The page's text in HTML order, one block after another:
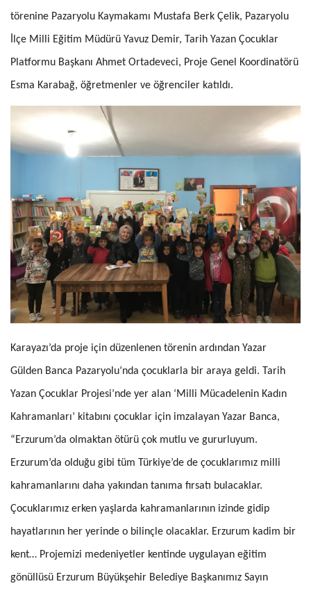
törenine Pazaryolu Kaymakamı Mustafa Berk Çelik, Pazaryolu
İlçe Milli Eğitim Müdürü Yavuz Demir, Tarih Yazan Çocuklar
Platformu Başkanı Ahmet Ortadeveci, Proje Genel Koordinatörü
Esma Karabağ, öğretmenler ve öğrenciler katıldı.
Karayazı’da proje için düzenlenen törenin ardından Yazar
Gülden Banca Pazaryolu’nda çocuklarla bir araya geldi. Tarih
Yazan Çocuklar Projesi’nde yer alan ‘Milli Mücadelenin Kadın
Kahramanları’ kitabını çocuklar için imzalayan Yazar Banca,
“Erzurum’da olmaktan ötürü çok mutlu ve gururluyum.
Erzurum’da olduğu gibi tüm Türkiye’de de çocuklarımız milli
kahramanlarını daha yakından tanıma fırsatı bulacaklar.
Çocuklarımız erken yaşlarda kahramanlarının izinde gidip
hayatlarının her yerinde o bilinçle olacaklar. Erzurum kadim bir
kent… Projemizi medeniyetler kentinde uygulayan eğitim
gönüllüsü Erzurum Büyükşehir Belediye Başkanımız Sayın